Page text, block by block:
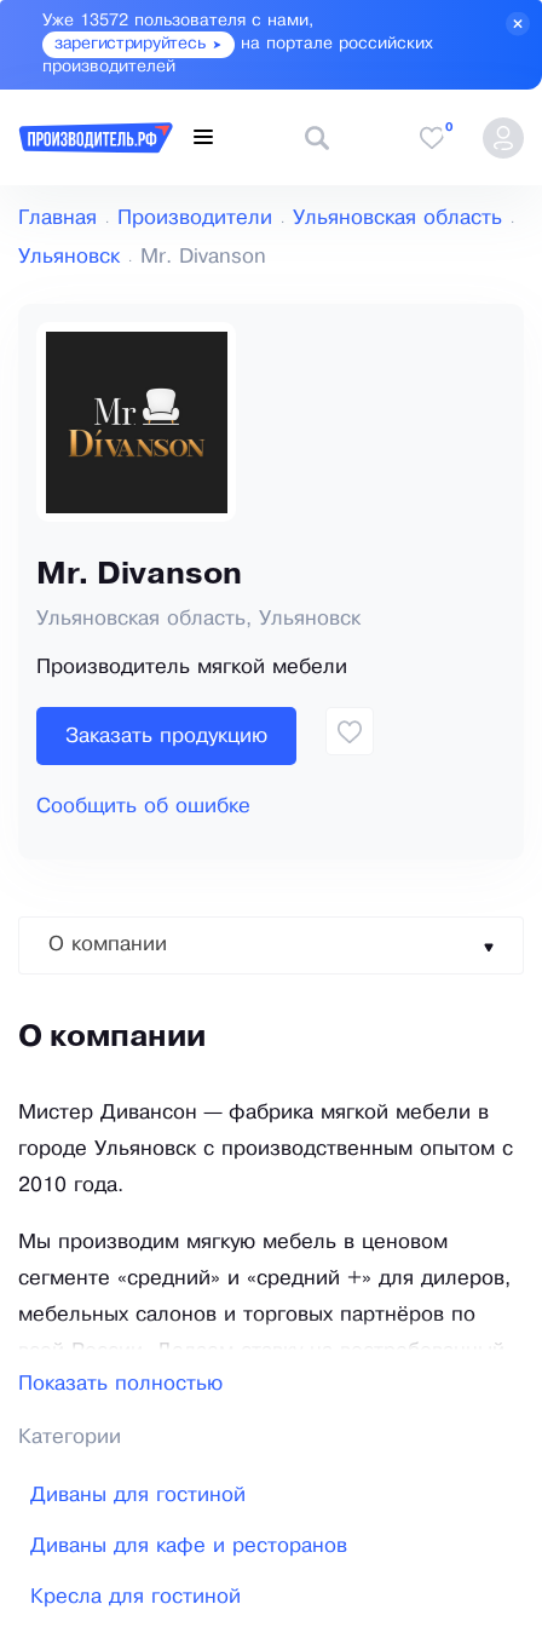
Уже 13572 пользователя с нами,
зарегистрируйтесь
на портале российских
производителей
0
Главная Производители Ульяновская область
Ульяновск Mr. Divanson
Mr. Divanson
Ульяновская область, Ульяновск
Производитель мягкой мебели
Заказать продукцию
Сообщить об ошибке
О компании
О компании
Мистер Дивансон — фабрика мягкой мебели в
городе Ульяновск с производственным опытом с
2010 года.
Мы производим мягкую мебель в ценовом
сегменте «средний» и «средний +» для дилеров,
мебельных салонов и торговых партнёров по
всей России. Делаем ставку на востребованный
дизайн, стабильное качество и конкурентную
маржинальность для партнёров.
подход к сотрудничеству.
⬇ Почему выбирают нас?
Показать полностью
Категории
Диваны для гостиной
Диваны для кафе и ресторанов
Кресла для гостиной